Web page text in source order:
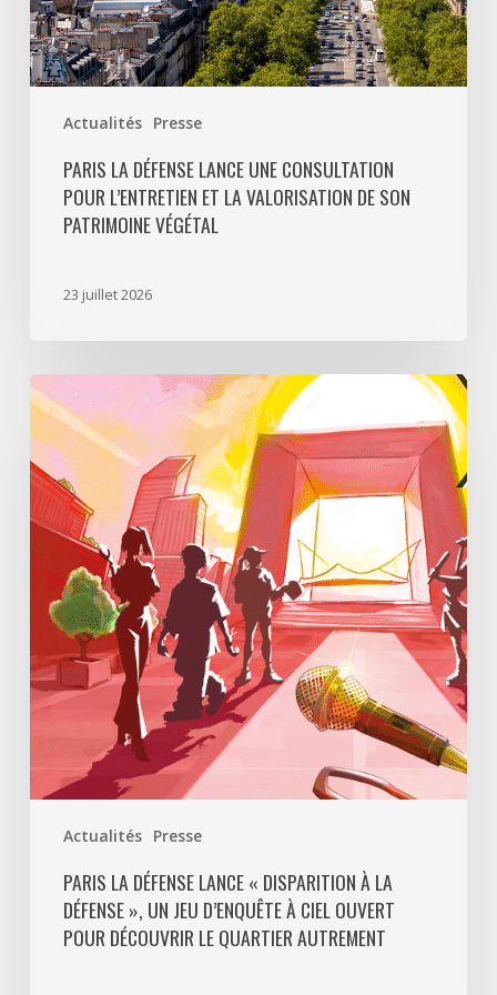
Actualités Presse
son
patrimoine
végétal
PARIS LA DÉFENSE LANCE UNE CONSULTATION
POUR L’ENTRETIEN ET LA VALORISATION DE SON
PATRIMOINE VÉGÉTAL
23 juillet 2026
Actualités Presse
Paris
La
Défense
lance
«
Disparition
Défense
un
jeu
d’enquête
à
ciel
découvrir
quartier
PARIS LA DÉFENSE LANCE « DISPARITION À LA
DÉFENSE », UN JEU D’ENQUÊTE À CIEL OUVERT
POUR DÉCOUVRIR LE QUARTIER AUTREMENT